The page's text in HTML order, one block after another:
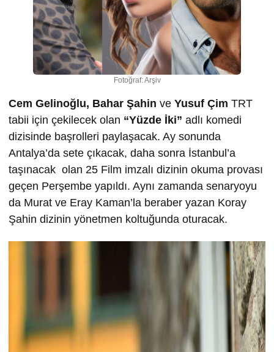
Fotoğraf: Arşiv
Cem Gelinoğlu, Bahar Şahin ve Yusuf Çim TRT
tabii için çekilecek olan “Yüzde İki” adlı komedi
dizisinde başrolleri paylaşacak. Ay sonunda
Antalya’da sete çıkacak, daha sonra İstanbul’a
taşınacak olan 25 Film imzalı dizinin okuma provası
geçen Perşembe yapıldı. Aynı zamanda senaryoyu
da Murat ve Eray Kaman’la beraber yazan Koray
Şahin dizinin yönetmen koltuğunda oturacak.